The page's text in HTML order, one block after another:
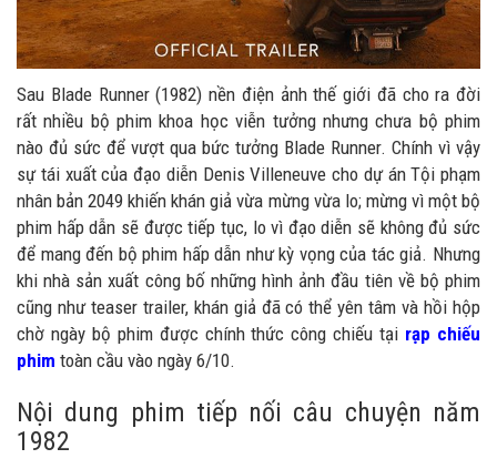
Sau Blade Runner (1982) nền điện ảnh thế giới đã cho ra đời
rất nhiều bộ phim khoa học viễn tưởng nhưng chưa bộ phim
nào đủ sức để vượt qua bức tưởng Blade Runner. Chính vì vậy
sự tái xuất của đạo diễn Denis Villeneuve cho dự án Tội phạm
nhân bản 2049 khiến khán giả vừa mừng vừa lo; mừng vì một bộ
phim hấp dẫn sẽ được tiếp tục, lo vì đạo diễn sẽ không đủ sức
để mang đến bộ phim hấp dẫn như kỳ vọng của tác giả. Nhưng
khi nhà sản xuất công bố những hình ảnh đầu tiên về bộ phim
cũng như teaser trailer, khán giả đã có thể yên tâm và hồi hộp
chờ ngày bộ phim được chính thức công chiếu tại rạp chiếu
phim toàn cầu vào ngày 6/10.
Nội dung phim tiếp nối câu chuyện năm
1982